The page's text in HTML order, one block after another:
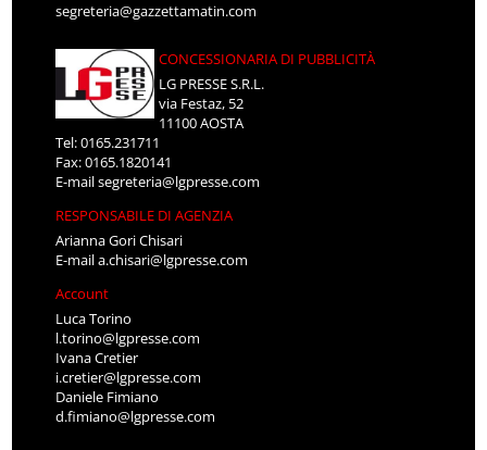
segreteria@gazzettamatin.com
CONCESSIONARIA DI PUBBLICITÀ
LG PRESSE S.R.L.
via Festaz, 52
11100 AOSTA
Tel: 0165.231711
Fax: 0165.1820141
E-mailsegreteria@lgpresse.com
RESPONSABILE DI AGENZIA
Arianna Gori Chisari
E-maila.chisari@lgpresse.com
Account
Luca Torino
l.torino@lgpresse.com
Ivana Cretier
i.cretier@lgpresse.com
Daniele Fimiano
d.fimiano@lgpresse.com